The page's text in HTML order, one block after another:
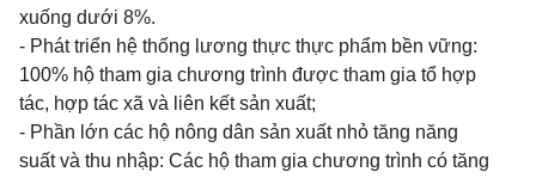
xuống dưới 8%.
- Phát triển hệ thống lương thực thực phẩm bền vững:
100% hộ tham gia chương trình được tham gia tổ hợp
tác, hợp tác xã và liên kết sản xuất;
- Phần lớn các hộ nông dân sản xuất nhỏ tăng năng
suất và thu nhập: Các hộ tham gia chương trình có tăng